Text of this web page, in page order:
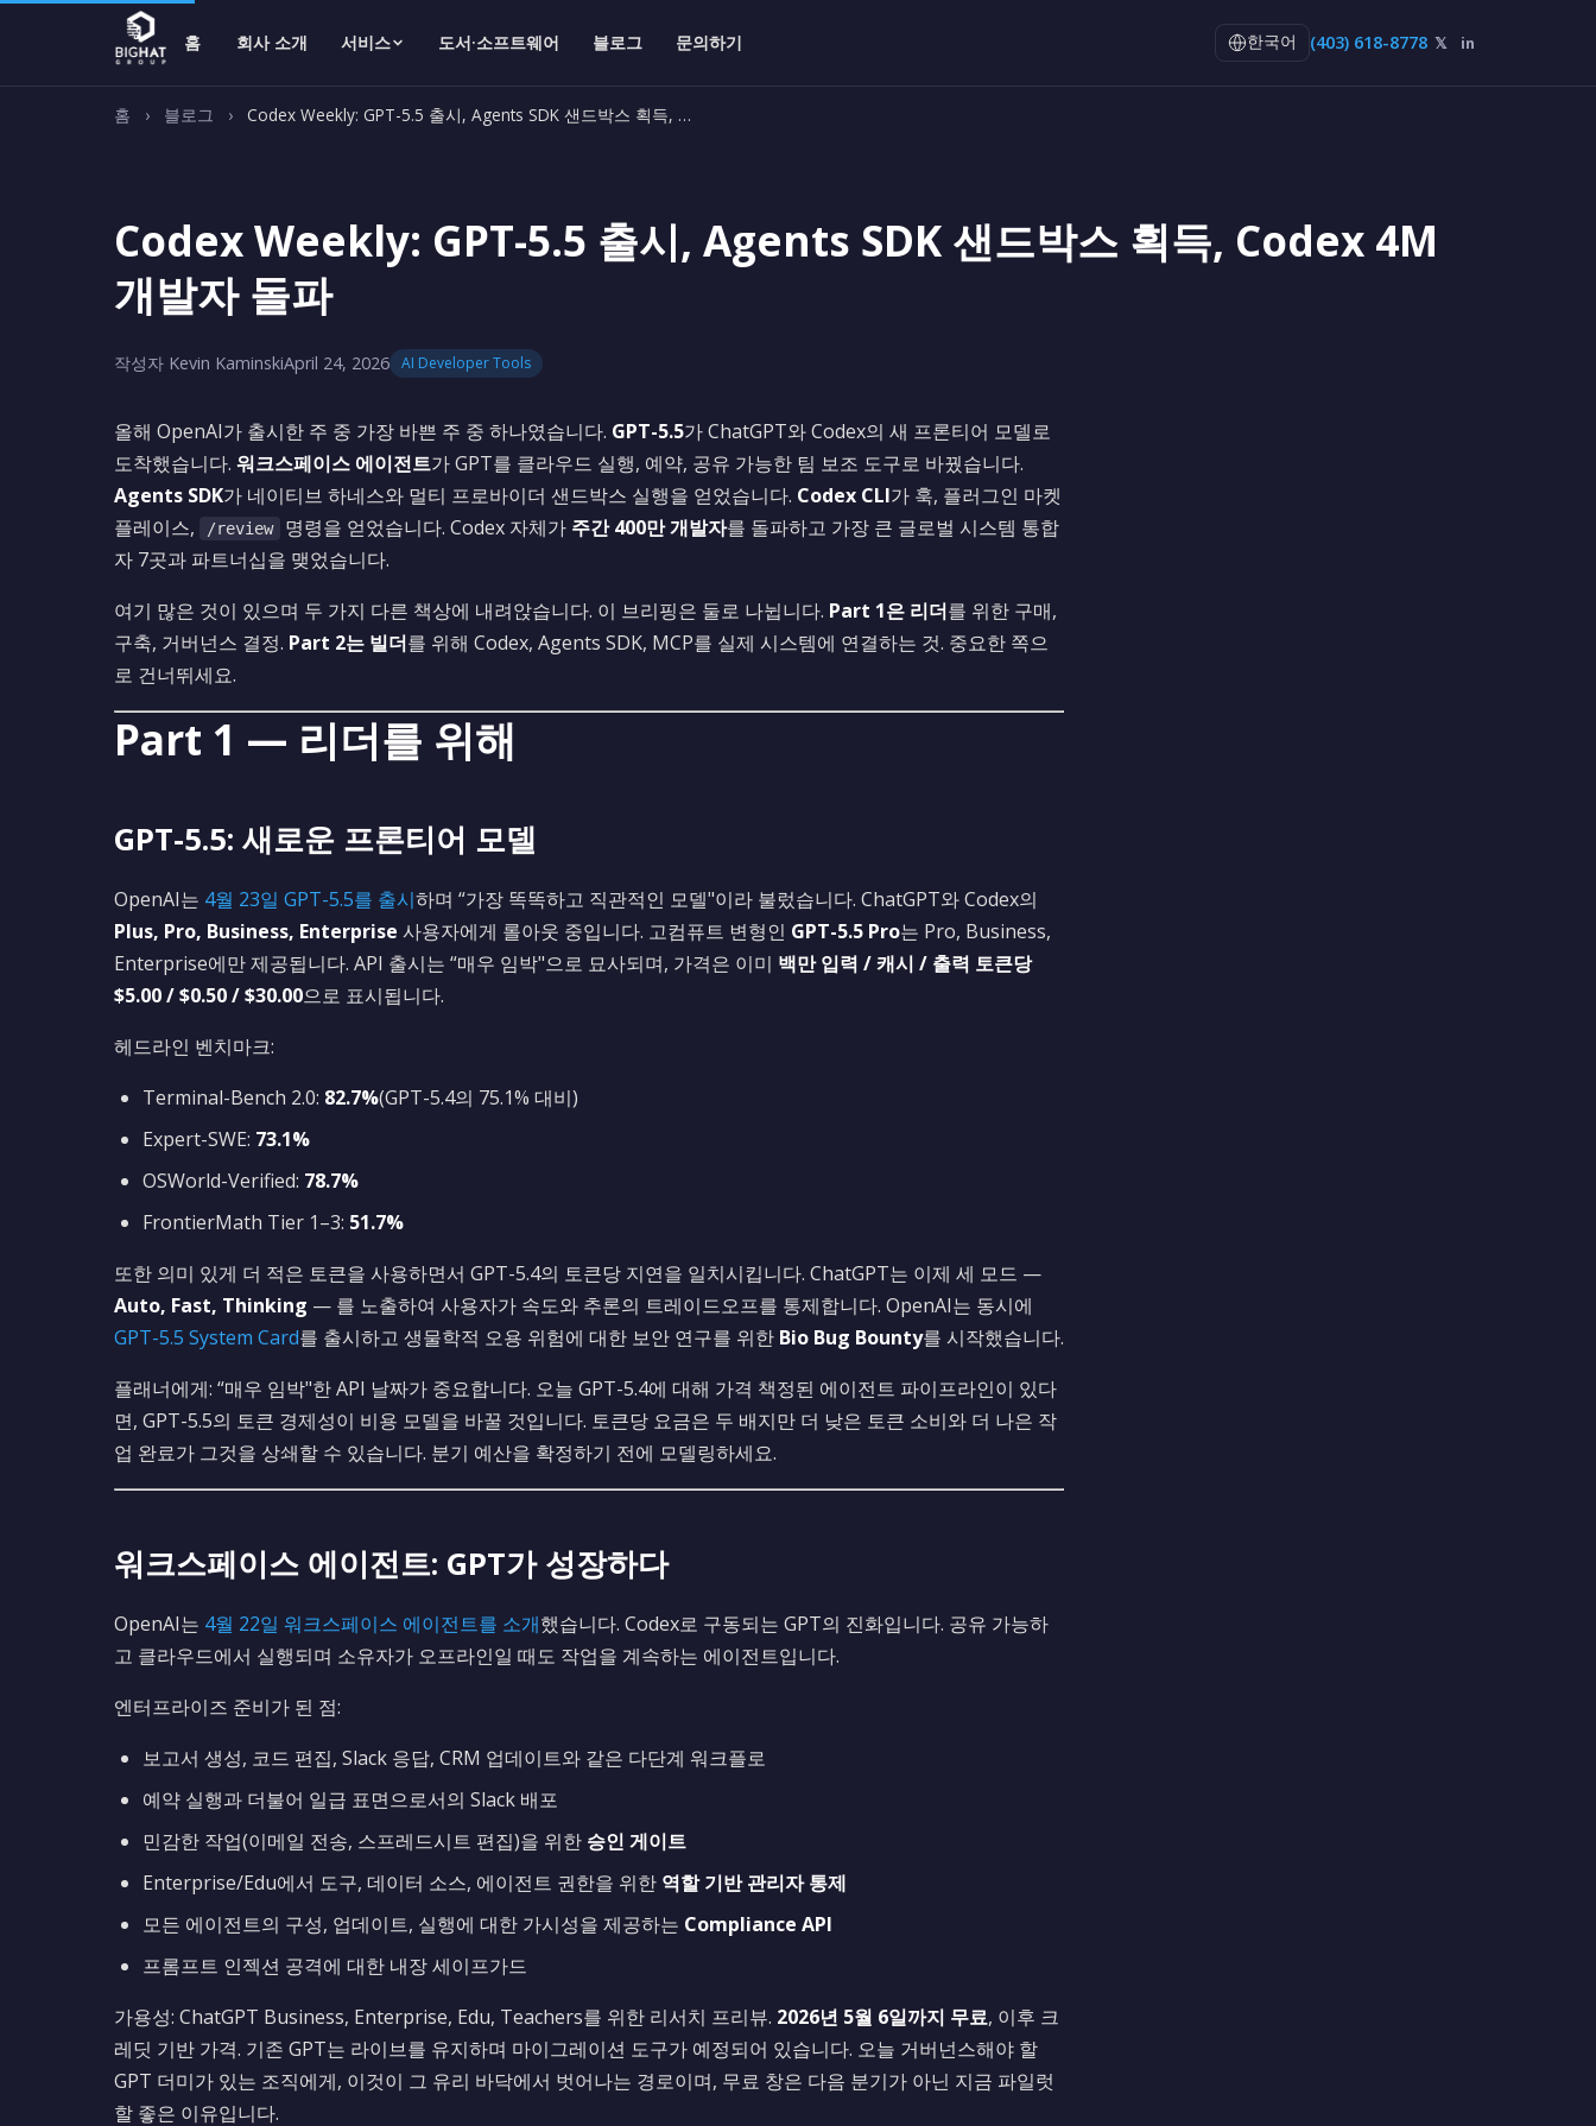
홈 회사 소개 서비스 도서·소프트웨어 블로그 문의하기 한국어 (403) 618-8778 𝕏 in
홈 › 블로그 › Codex Weekly: GPT-5.5 출시, Agents SDK 샌드박스 획득, …
Codex Weekly: GPT-5.5 출시, Agents SDK 샌드박스 획득, Codex 4M
개발자 돌파
작성자 Kevin KaminskiApril 24, 2026 AI Developer Tools
올해 OpenAI가 출시한 주 중 가장 바쁜 주 중 하나였습니다. GPT-5.5가 ChatGPT와 Codex의 새 프론티어 모델로
도착했습니다. 워크스페이스 에이전트가 GPT를 클라우드 실행, 예약, 공유 가능한 팀 보조 도구로 바꿨습니다.
Agents SDK가 네이티브 하네스와 멀티 프로바이더 샌드박스 실행을 얻었습니다. Codex CLI가 훅, 플러그인 마켓
플레이스,
/review 명령을 얻었습니다. Codex 자체가 주간 400만 개발자를 돌파하고 가장 큰 글로벌 시스템 통합
자 7곳과 파트너십을 맺었습니다.
여기 많은 것이 있으며 두 가지 다른 책상에 내려앉습니다. 이 브리핑은 둘로 나뉩니다. Part 1은 리더를 위한 구매,
구축, 거버넌스 결정. Part 2는 빌더를 위해 Codex, Agents SDK, MCP를 실제 시스템에 연결하는 것. 중요한 쪽으
로 건너뛰세요.
Part 1 — 리더를 위해
GPT-5.5: 새로운 프론티어 모델
OpenAI는 4월 23일 GPT-5.5를 출시하며 “가장 똑똑하고 직관적인 모델"이라 불렀습니다. ChatGPT와 Codex의
Plus, Pro, Business, Enterprise 사용자에게 롤아웃 중입니다. 고컴퓨트 변형인 GPT-5.5 Pro는 Pro, Business,
Enterprise에만 제공됩니다. API 출시는 “매우 임박"으로 묘사되며, 가격은 이미 백만 입력 / 캐시 / 출력 토큰당
$5.00 / $0.50 / $30.00으로 표시됩니다.
헤드라인 벤치마크:
Terminal-Bench 2.0: 82.7%(GPT-5.4의 75.1% 대비)
Expert-SWE: 73.1%
OSWorld-Verified: 78.7%
FrontierMath Tier 1–3: 51.7%
또한 의미 있게 더 적은 토큰을 사용하면서 GPT-5.4의 토큰당 지연을 일치시킵니다. ChatGPT는 이제 세 모드 —
Auto, Fast, Thinking — 를 노출하여 사용자가 속도와 추론의 트레이드오프를 통제합니다. OpenAI는 동시에
GPT-5.5 System Card를 출시하고 생물학적 오용 위험에 대한 보안 연구를 위한 Bio Bug Bounty를 시작했습니다.
플래너에게: “매우 임박"한 API 날짜가 중요합니다. 오늘 GPT-5.4에 대해 가격 책정된 에이전트 파이프라인이 있다
면, GPT-5.5의 토큰 경제성이 비용 모델을 바꿀 것입니다. 토큰당 요금은 두 배지만 더 낮은 토큰 소비와 더 나은 작
업 완료가 그것을 상쇄할 수 있습니다. 분기 예산을 확정하기 전에 모델링하세요.
워크스페이스 에이전트: GPT가 성장하다
OpenAI는 4월 22일 워크스페이스 에이전트를 소개했습니다. Codex로 구동되는 GPT의 진화입니다. 공유 가능하
고 클라우드에서 실행되며 소유자가 오프라인일 때도 작업을 계속하는 에이전트입니다.
엔터프라이즈 준비가 된 점:
보고서 생성, 코드 편집, Slack 응답, CRM 업데이트와 같은 다단계 워크플로
예약 실행과 더불어 일급 표면으로서의 Slack 배포
민감한 작업(이메일 전송, 스프레드시트 편집)을 위한 승인 게이트
Enterprise/Edu에서 도구, 데이터 소스, 에이전트 권한을 위한 역할 기반 관리자 통제
모든 에이전트의 구성, 업데이트, 실행에 대한 가시성을 제공하는 Compliance API
프롬프트 인젝션 공격에 대한 내장 세이프가드
가용성: ChatGPT Business, Enterprise, Edu, Teachers를 위한 리서치 프리뷰. 2026년 5월 6일까지 무료, 이후 크
레딧 기반 가격. 기존 GPT는 라이브를 유지하며 마이그레이션 도구가 예정되어 있습니다. 오늘 거버넌스해야 할
GPT 더미가 있는 조직에게, 이것이 그 유리 바닥에서 벗어나는 경로이며, 무료 창은 다음 분기가 아닌 지금 파일럿
할 좋은 이유입니다.